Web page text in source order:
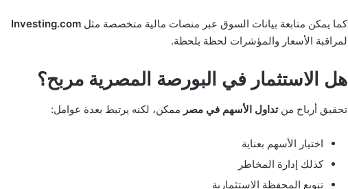
كما يمكن متابعة بيانات السوق عبر منصات مالية متخصصة مثل Investing.com
لمراقبة الأسعار والمؤشرات لحظة بلحظة.
هل الاستثمار في البورصة المصرية مربح؟
تحقيق أرباح منتداول الأسهم في مصر ممكن، لكنه يرتبط بعدة عوامل:
اختيار الأسهم بعناية
كذلك إدارة المخاطر
تنويع المحفظة الاستثمارية